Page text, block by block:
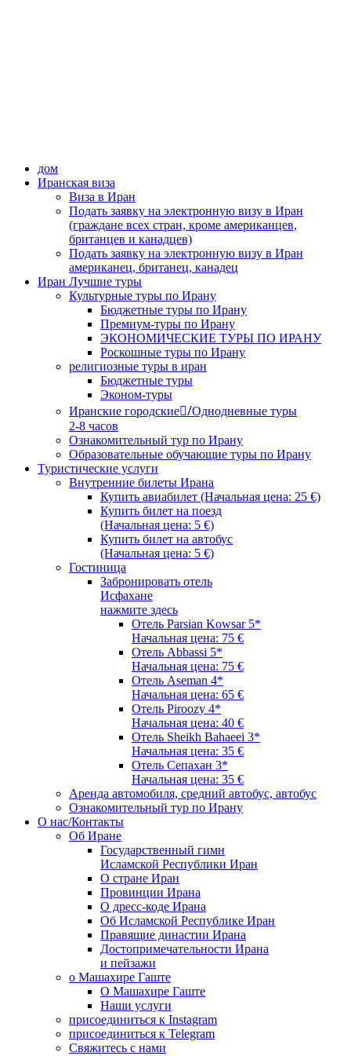
дом
Иранская виза
Виза в Иран
Подать заявку на электронную визу в Иран
(граждане всех стран, кроме американцев,
британцев и канадцев)
Подать заявку на электронную визу в Иран
американец, британец, канадец
Иран Лучшие туры
Культурные туры по Ирану
Бюджетные туры по Ирану
Премиум-туры по Ирану
ЭКОНОМИЧЕСКИЕ ТУРЫ ПО ИРАНУ
Роскошные туры по Ирану
религиозные туры в иран
Бюджетные туры
Эконом-туры
Иранские городские/ِОднодневные туры
2-8 часов
Ознакомительный тур по Ирану
Образовательные обучающие туры по Ирану
Туристические услуги
Внутренние билеты Ирана
Купить авиабилет (Начальная цена: 25 €)
Купить билет на поезд
(Начальная цена: 5 €)
Купить билет на автобус
(Начальная цена: 5 €)
Гостиница
Забронировать отель
Исфахане
нажмите здесь
Отель Parsian Kowsar 5*
Начальная цена: 75 €
Отель Abbassi 5*
Начальная цена: 75 €
Отель Aseman 4*
Начальная цена: 65 €
Отель Piroozy 4*
Начальная цена: 40 €
Отель Sheikh Bahaeei 3*
Начальная цена: 35 €
Отель Сепахан 3*
Начальная цена: 35 €
Аренда автомобиля, средний автобус, автобус
Ознакомительный тур по Ирану
О нас/Контакты
Об Иране
Государственный гимн
Исламской Республики Иран
О стране Иран
Провинции Ирана
О дресс-коде Ирана
Об Исламской Республике Иран
Правящие династии Ирана
Достопримечательности Ирана
и пейзажи
о Машахире Гаште
О Машахире Гаште
Наши услуги
присоединиться к Instagram
присоединиться к Telegram
Свяжитесь с нами